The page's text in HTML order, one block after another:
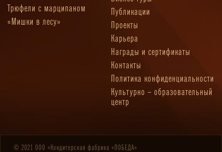
Трюфели с марципаном
«Мишки в лесу»
Публикации
Проекты
Карьера
Награды и сертификаты
Контакты
Политика конфиденциальности
Культурно – образовательный
центр
© 2021 ООО «Кондитерская фабрика «ПОБЕДА»